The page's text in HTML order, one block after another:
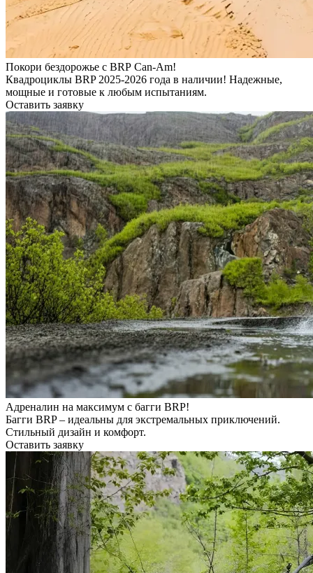
Покори бездорожье с BRP Can-Am!
Квадроциклы BRP 2025-2026 года в наличии! Надежные,
мощные и готовые к любым испытаниям.
Оставить заявку
Адреналин на максимум с багги BRP!
Багги BRP – идеальны для экстремальных приключений.
Стильный дизайн и комфорт.
Оставить заявку